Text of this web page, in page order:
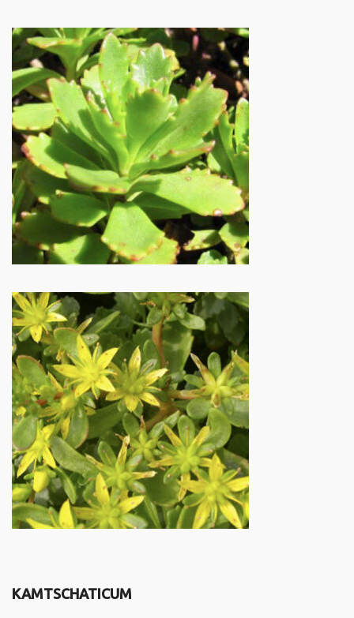
KAMTSCHATICUM